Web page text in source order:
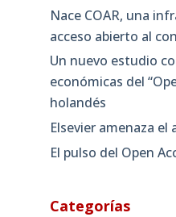
Nace COAR, una
acceso abierto al
Un nuevo estudio
económicas del
holandés
Elsevier amenaza el
El pulso del Open
Categorías